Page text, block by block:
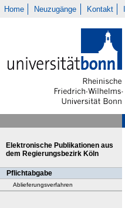
Home Neuzugänge Kontakt
Elektronische Publikationen aus
dem Regierungsbezirk Köln
Pflichtabgabe
Ablieferungsverfahren